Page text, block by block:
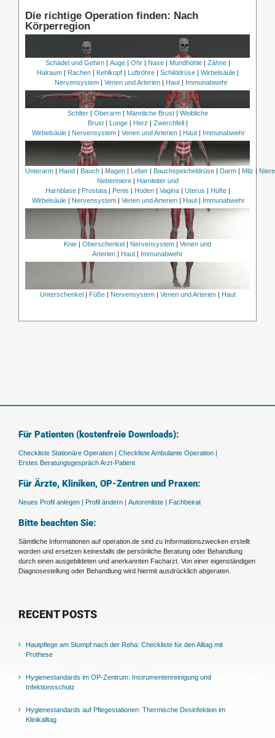
Die richtige Operation finden: Nach
Körperregion
Schädel und Gehirn| Auge| Ohr| Nase| Mundhöhle| Zähne|
Halraum| Rachen| Kehlkopf| Luftröhre| Schilddrüse| Wirbelsäule|
Nervensystem | Venen und Arterien | Haut | Immunabwehr
Schlter| Oberarm| Männliche Brust| Weibliche
Brust| Lunge| Herz | Zwerchfell|
Wirbelsäule | Nervensystem | Venen und Arterien | Haut | Immunabwehr
Unterarm| Hand| Bauch| Magen| Leber| Bauchspeicheldrüse| Darm| Milz |
Nebenniere| Harnleiter und
Harnblase| Prostata| Penis | Hoden| Vagina| Uterus | Hüfte|
Wirbelsäule | Nervensystem | Venen und Arterien | Haut | Immunabwehr
Knie Oberschenkel Nervensystem
Venen und
Arterien
Haut Immunabwehr
Unterschenkel Füße| Nervensystem| Venen und Arterien| Haut
Für Patienten (kostenfreie Downloads):
Checkliste Stationäre Operation | Checkliste Ambulante Operation |
Erstes Beratungsgespräch Arzt-Patient
Für Ärzte, Kliniken, OP-Zentren und Praxen:
Neues Profil anlegen | Profil ändern | Autorenliste | Fachbeirat
Bitte beachten Sie:
Sämtliche Informationen auf operation.de sind zu Informationszwecken erstellt
worden und ersetzen keinesfalls die persönliche Beratung oder Behandlung
durch einen ausgebildeten und anerkannten Facharzt. Von einer eigenständigen
Diagnosestellung oder Behandlung wird hiermit ausdrücklich abgeraten.
RECENT POSTS
Hautpflege am Stumpf nach der Reha: Checkliste für den Alltag mit
Prothese
Hygienestandards im OP-Zentrum: Instrumentenreinigung und
Infektionsschutz
Hygienestandards auf Pflegestationen: Thermische Desinfektion im
Klinikalltag